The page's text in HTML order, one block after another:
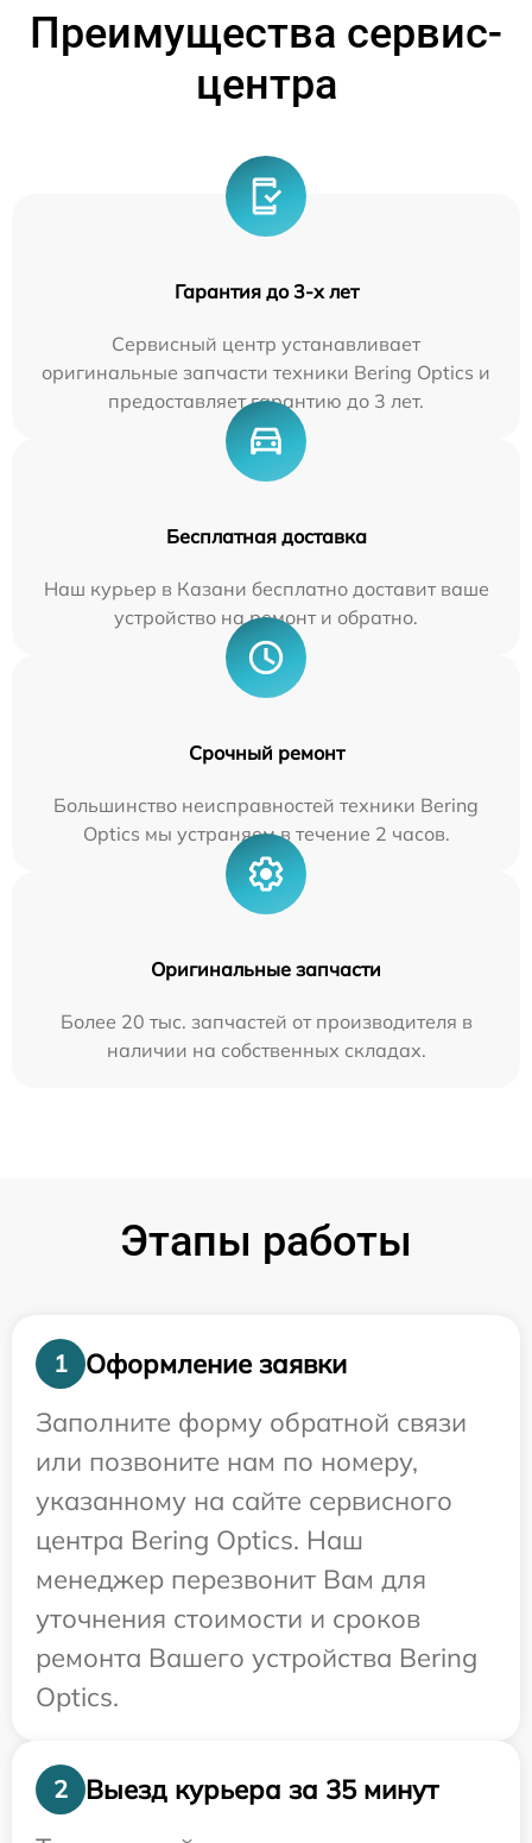
Преимущества сервис-
центра
Гарантия до 3-х лет
Сервисный центр устанавливает
оригинальные запчасти техники Bering Optics и
предоставляет гарантию до 3 лет.
Бесплатная доставка
Наш курьер в Казани бесплатно доставит ваше
устройство на ремонт и обратно.
Срочный ремонт
Большинство неисправностей техники Bering
Optics мы устраняем в течение 2 часов.
Оригинальные запчасти
Более 20 тыс. запчастей от производителя в
наличии на собственных складах.
Этапы работы
1
Оформление заявки
Заполните форму обратной связи
или позвоните нам по номеру,
указанному на сайте сервисного
центра Bering Optics. Наш
менеджер перезвонит Вам для
уточнения стоимости и сроков
ремонта Вашего устройства Bering
Optics.
2
Выезд курьера за 35 минут